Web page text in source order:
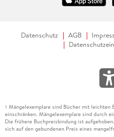
Datenschutz AGB
1 Mängelexemplare sind Bücher mit leichten
einschränken. Mängelexemplare sind durch
Die frühere Buchpreisbindung ist
sich auf den gebundenen Preis eines